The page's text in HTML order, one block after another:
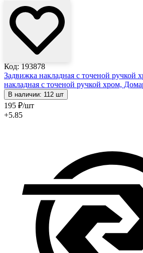
Код: 193878
Задвижка накладная с точеной ручкой
накладная с точеной ручкой хром,
В наличии: 112 шт
195 ₽/шт
+5.85